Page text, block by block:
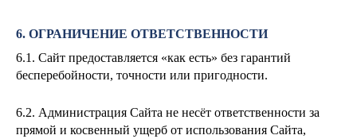
6. ОГРАНИЧЕНИЕ ОТВЕТСТВЕННОСТИ
6.1. Сайт предоставляется «как есть» без гарантий
бесперебойности, точности или пригодности.
6.2. Администрация Сайта не несёт ответственности за
прямой и косвенный ущерб от использования Сайта,